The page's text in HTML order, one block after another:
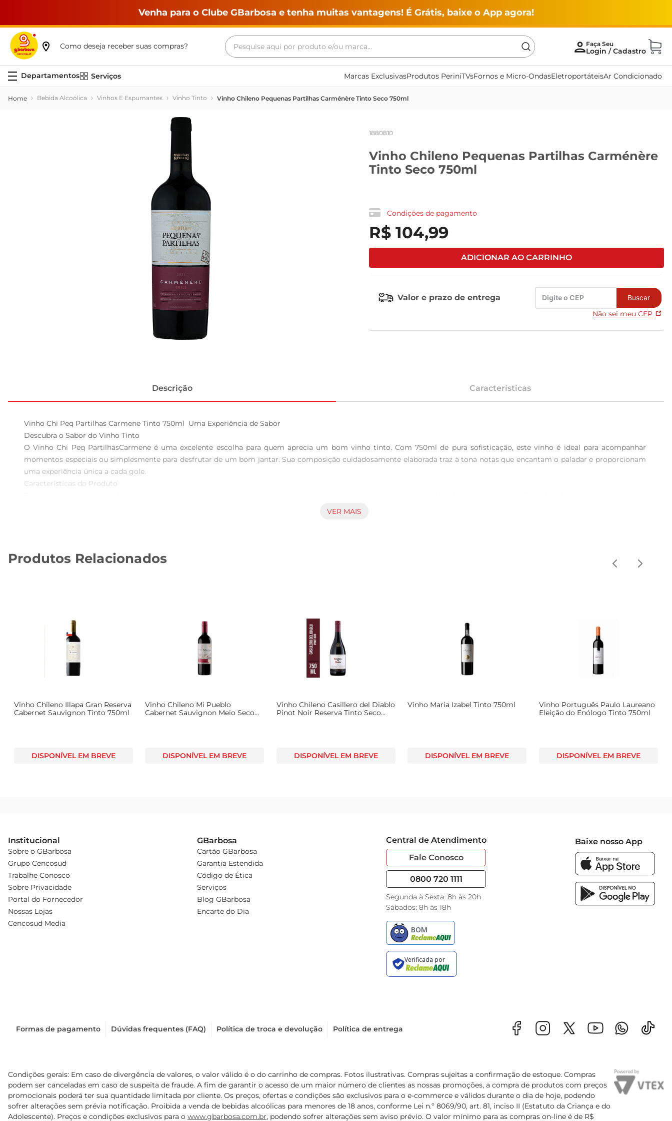
Venha para o Clube GBarbosa e tenha muitas vantagens! É Grátis, baixe o App agora!
Como deseja receber suas compras?
Pesquise aqui por produto e/ou marca...
Serviços Marcas ExclusivasProdutos PeriniTVsFornos e Micro-OndasEletroportáteisAr Condicionado
Bebida Alcoólica Vinhos E Espumantes Vinho Tinto Vinho Chileno Pequenas Partilhas Carménère Tinto Seco 750ml
1880810
Vinho Chileno Pequenas Partilhas Carménère
Tinto Seco 750ml
Condições de pagamento
R$ 104,99
ADICIONAR AO CARRINHO
Valor e prazo de entrega Buscar
Não sei meu CEP
Descrição Características
Vinho Chi Peq Partilhas Carmene Tinto 750ml  Uma Experiência de Sabor
Descubra o Sabor do Vinho Tinto
O Vinho Chi Peq PartilhasCarmene é uma excelente escolha para quem aprecia um bom vinho tinto. Com 750ml de pura sofisticação, este vinho é ideal para acompanhar
momentos especiais ou simplesmente para desfrutar de um bom jantar. Sua composição cuidadosamente elaborada traz à tona notas que encantam o paladar e proporcionam
uma experiência única a cada gole.
Características do Produto
degustação que promete surpreender. O equilíbrio entre acidez e doçura torna o Chi Peq Partilhas Carmene uma opção versátil, perfeita para harmonizar com diferentes pratos,
permitindo que cada detalhe se destaque. É uma ótima escolha para jantares em família, comemorações ou mesmo para um momento de relaxamento após um dia agitado.
Aprecie o Vinho Chi Peq Partilhas Carmene e descubra um novo patamar de sabor e qualidade. Cada garrafa é uma celebração da tradição vinícola, trazendo o melhor da
natureza para a sua mesa.
VER MAIS
Produtos Relacionados
Vinho Chileno Illapa Gran Reserva
Cabernet Sauvignon Tinto 750ml
DISPONÍVEL EM BREVE
Vinho Chileno Mi Pueblo
Cabernet Sauvignon Meio Seco
DISPONÍVEL EM BREVE
Vinho Chileno Casillero del Diablo
Pinot Noir Reserva Tinto Seco
DISPONÍVEL EM BREVE
Vinho Maria Izabel Tinto 750ml
DISPONÍVEL EM BREVE
Vinho Português Paulo Laureano
Eleição do Enólogo Tinto 750ml
DISPONÍVEL EM BREVE
Institucional
Sobre o GBarbosa
Grupo Cencosud
Trabalhe Conosco
Sobre Privacidade
Portal do Fornecedor
Nossas Lojas
Cencosud Media
GBarbosa
Cartão GBarbosa
Garantia Estendida
Código de Ética
Serviços
Blog GBarbosa
Encarte do Dia
Central de Atendimento
Fale Conosco
0800 720 1111
Segunda à Sexta: 8h às 20h
Sábados: 8h às 18h
Baixe nosso App
Formas de pagamento Dúvidas frequentes (FAQ) Política de troca e devolução Política de entrega
Condições gerais: Em caso de divergência de valores, o valor válido é o do carrinho de compras. Fotos ilustrativas. Compras sujeitas a confirmação de estoque. Compras
podem ser canceladas em caso de suspeita de fraude. A fim de garantir o acesso de um maior número de clientes as nossas promoções, a compra de produtos com preços
promocionais poderá ter sua quantidade limitada por cliente. Os preços, ofertas e condições são exclusivos para o e-commerce e válidos durante o dia de hoje, podendo
sofrer alterações sem prévia notificação. Proibida a venda de bebidas alcoólicas para menores de 18 anos, conforme Lei n.º 8069/90, art. 81, inciso II (Estatuto da Criança e do
Adolescente). Preços e condições exclusivos para o www.gbarbosa.com.br, podendo sofrer alterações sem aviso prévio. O valor mínimo para as compras on-line é de R$
Termos mais buscados
maquina lavar